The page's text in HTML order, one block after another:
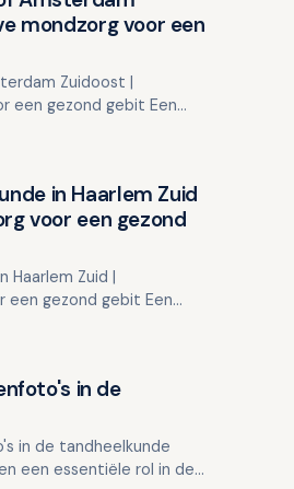
mondzorg voor een
Zuidoost |
een gezond gebit Een
in Haarlem Zuid
voor een gezond
Haarlem Zuid |
een gezond gebit Een
…
in de
in de tandheelkunde
een essentiële rol in de